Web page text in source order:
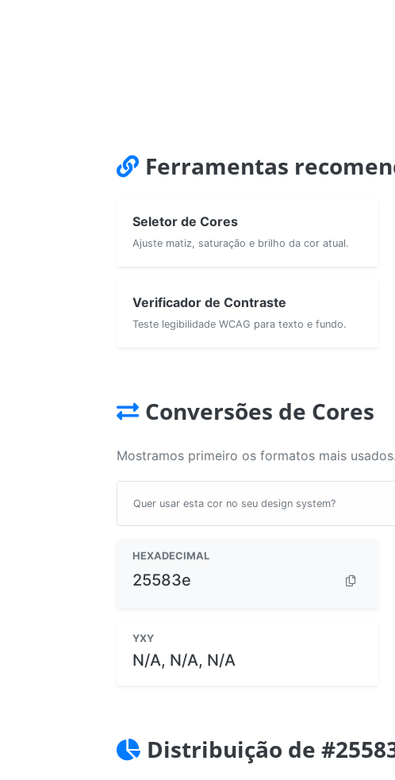
Ferramentas
Seletor de Cores
Ajuste matiz, saturação e brilho da cor atual.
Verificador de Contraste
Teste legibilidade WCAG para texto e fundo.
Conversões de Cores
Mostramos primeiro os formatos mais
Quer usar esta cor no seu design system?
HEXADECIMAL
25583e
YXY
N/A, N/A, N/A
Distribuição de